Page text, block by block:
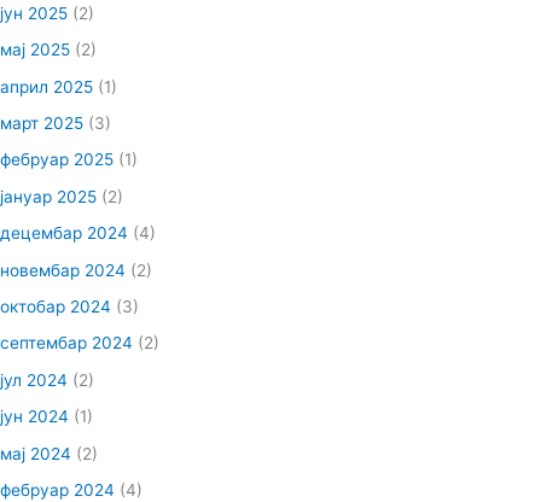
јун 2025 (2)
мај 2025 (2)
април 2025 (1)
март 2025 (3)
фебруар 2025 (1)
јануар 2025 (2)
децембар 2024 (4)
новембар 2024 (2)
октобар 2024 (3)
септембар 2024 (2)
јул 2024 (2)
јун 2024 (1)
мај 2024 (2)
фебруар 2024 (4)